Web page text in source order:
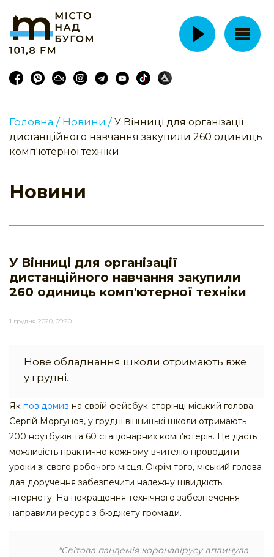
Головна / Новини / У Вінниці для організації
дистанційного навчання закупили 260 одиниць
комп'ютерної техніки
Новини
У Вінниці для організації
дистанційного навчання закупили
260 одиниць комп'ютерної техніки
1 грудня 2020, 09:20
Нове обладнання школи отримають вже
у грудні.
Як повідомив на своїй фейсбук-сторінці міський голова
Сергій Моргунов, у грудні вінницькі школи отримають
200 ноутбуків та 60 стаціонарних комп’ютерів. Це дасть
можливість практично кожному вчителю проводити
уроки зі свого робочого місця. Окрім того, міський голова
дав доручення забезпечити належну швидкість
інтернету. На покращення технічного забезпечення
направили ресурс з бюджету громади.
"Світова пандемія коронавірусу вплинула